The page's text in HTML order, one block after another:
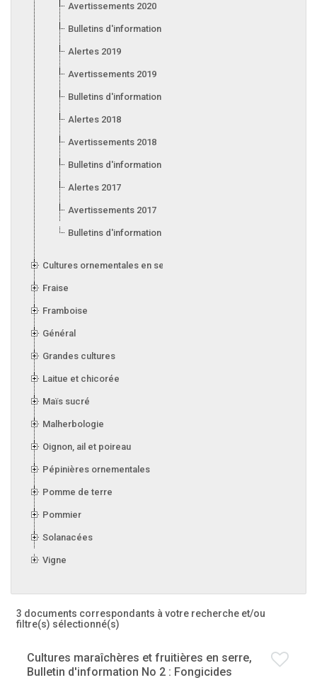
Avertissements 2020
Bulletins d'information 2020
Alertes 2019
Avertissements 2019
Bulletins d'information 2019
Alertes 2018
Avertissements 2018
Bulletins d'information 2018
Alertes 2017
Avertissements 2017
Bulletins d'information 2017
Cultures ornementales en serre
Fraise
Framboise
Général
Grandes cultures
Laitue et chicorée
Maïs sucré
Malherbologie
Oignon, ail et poireau
Pépinières ornementales
Pomme de terre
Pommier
Solanacées
Vigne
3 documents correspondants à votre recherche et/ou
filtre(s) sélectionné(s)
Cultures maraîchères et fruitières en serre,
Bulletin d'information No 2 : Fongicides